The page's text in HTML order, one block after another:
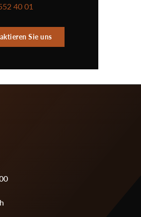
40 01
Sie uns